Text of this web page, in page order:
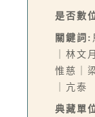
是否數
關鍵詞:
｜林文
惟慈｜
｜亢泰
典藏單